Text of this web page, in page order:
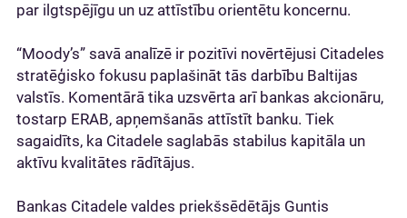
par ilgtspējīgu un uz attīstību orientētu koncernu.
“Moody’s” savā analīzē ir pozitīvi novērtējusi Citadeles
stratēģisko fokusu paplašināt tās darbību Baltijas
valstīs. Komentārā tika uzsvērta arī bankas akcionāru,
tostarp ERAB, apņemšanās attīstīt banku. Tiek
sagaidīts, ka Citadele saglabās stabilus kapitāla un
aktīvu kvalitātes rādītājus.
Bankas Citadele valdes priekšsēdētājs Guntis